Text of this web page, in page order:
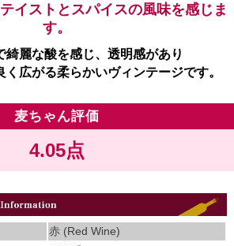
イストとスパイスの風味を感じま
す。
綺麗な酸を感じ、透明感があり
く広がる柔らかいヴィンテージです。
麦ちゃん評価
4.05点
赤 (Red Wine)